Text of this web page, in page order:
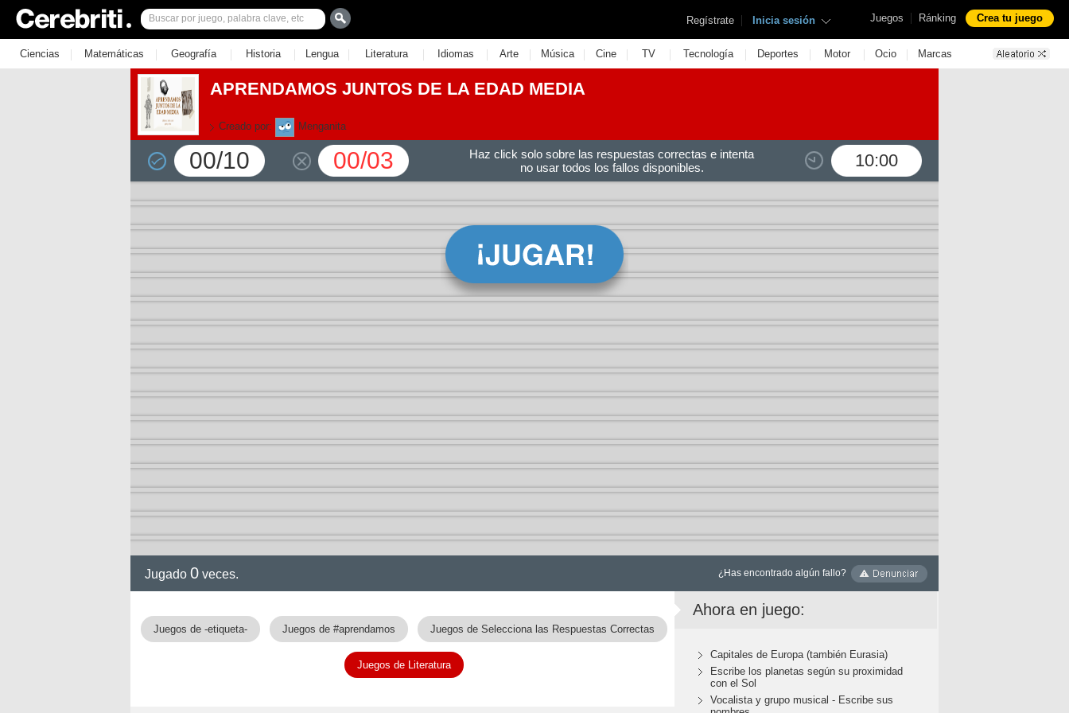
Juegos | Ránking Crea tu juego
Regístrate | Inicia sesión
Ciencias | Matemáticas | Geografía | Historia | Lengua | Literatura | Idiomas | Arte | Música | Cine | TV | Tecnología | Deportes | Motor | Ocio | Marcas
APRENDAMOS JUNTOS DE LA EDAD MEDIA
Creado por: Menganita
00/10 00/03 10:00
Haz click solo sobre las respuestas correctas e intenta
no usar todos los fallos disponibles.
Jugado 0 veces. ¿Has encontrado algún fallo?
Juegos de -etiqueta- Juegos de #aprendamos Juegos de Selecciona las Respuestas Correctas
Juegos de Literatura
Ahora en juego:
Capitales de Europa (también Eurasia)
Escribe los planetas según su proximidad
con el Sol
Vocalista y grupo musical - Escribe sus